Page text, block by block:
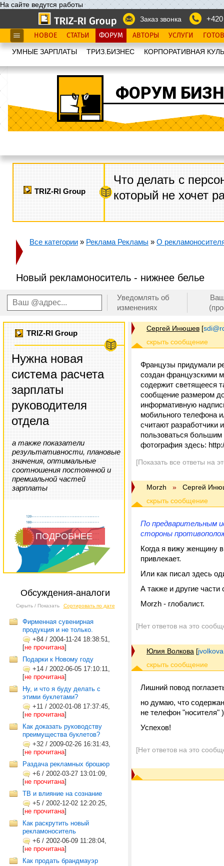
На сайте ведутся работы
Заказ звонка
НОВОЕ СТАТЬИ ФОРУМ АВТОРЫ УСЛУГИ
УМНЫЕ ЗАРПЛАТЫ ТРИЗ.БИЗНЕС КОРПОРАТИВНАЯ
ФОРУМ
TRIZ-RI Group
Что делать с
который не хочет
Все категории » Реклама Рекламы » О
Новый рекламоноситель - нижнее белье
Уведомлять об
изменениях
TRIZ-RI Group
Нужна новая
система расчета
зарплаты
руководителя
отдела
а также показатели
результативности, плановые
значения, оптимальные
соотношения постоянной и
премиальной частей
зарплаты
ПОДРОБНЕЕ
Обсуждения-аналоги
Скрыть / Показать Сортировать по дате
Фирменная сувенирная
продукция и не только.
+84 / 2004-11-24 18:38:51,
[не прочитана]
Подарки к Новому году
+14 / 2002-06-05 17:10:11,
[не прочитана]
Ну, и что я буду делать с
этими буклетами?
+11 / 2002-01-08 17:37:45,
[не прочитана]
Как доказать руководству
преимущества буклетов?
+32 / 2009-02-26 16:31:43,
[не прочитана]
Раздача рекламных брошюр
+6 / 2002-03-27 13:01:09,
[не прочитана]
ТВ и влияние на сознание
+5 / 2002-12-02 12:20:25,
[не прочитана]
Как раскрутить новый
рекламоноситель
+6 / 2002-06-09 11:28:04,
[не прочитана]
Как продать брандмауэр
Сергей Инюшев [
Французы придумали
создан французскими
содержит светящееся
сообщение размером
информативную
мобильного телефона
считают разработчики
пользоваться
фотография здесь:
[Показать все ответы на
Morzh » Сергей
По предварительным
стороны
Когда я вижу женщину
привлекает.
Или как писал здесь
А также и другие части
Morzh - глобалист.
[Нет ответов на это
Юлия Волкова [
Лишний повод
но думаю, что
не телефон "носителя"
Успехов!
[Нет ответов на это